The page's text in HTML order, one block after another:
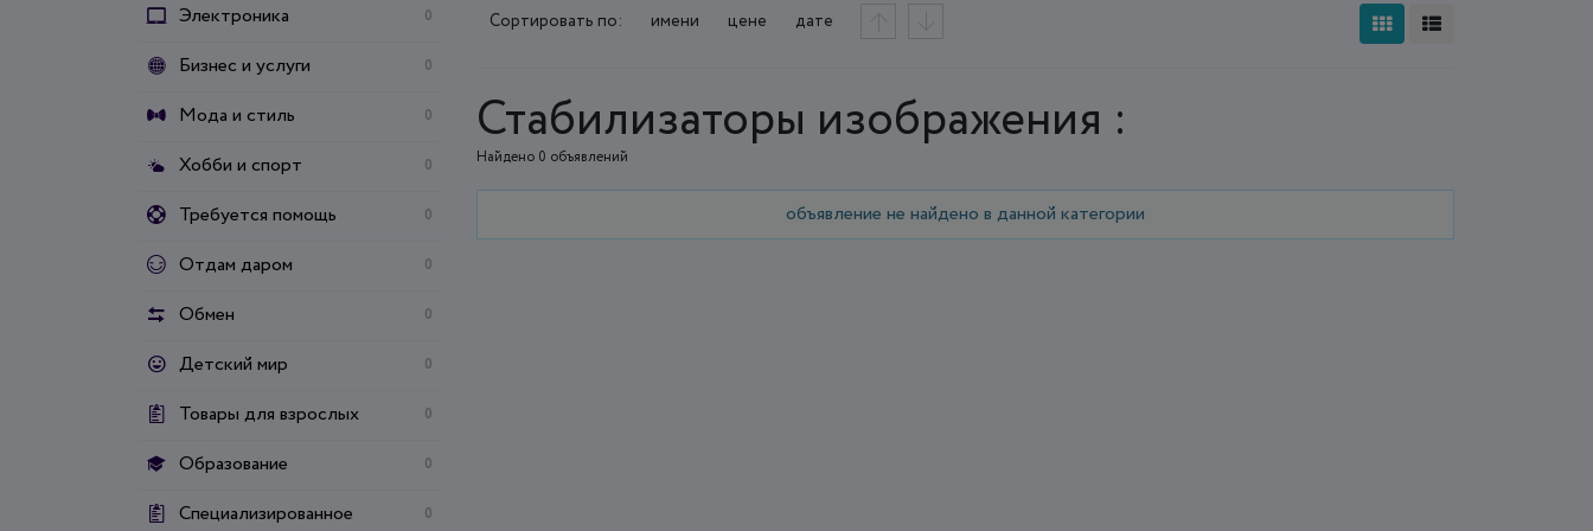
Электроника 0
Бизнес и услуги 0
Мода и стиль 0
Хобби и спорт 0
Требуется помощь 0
Отдам даром 0
Обмен 0
Детский мир 0
Товары для взрослых 0
Образование 0
Специализированное
0
Сортировать по: имени цене дате
Стабилизаторы изображения :
Найдено 0 объявлений
объявление не найдено в данной категории